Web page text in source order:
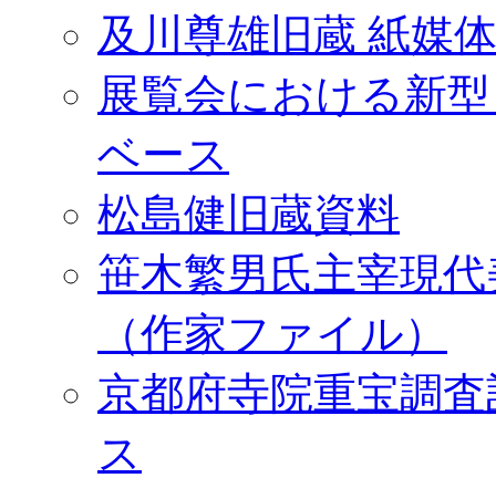
及川尊雄旧蔵 紙媒
展覧会における新
ベース
松島健旧蔵資料
笹木繁男氏主宰現
（作家ファイル）
京都府寺院重宝調
ス